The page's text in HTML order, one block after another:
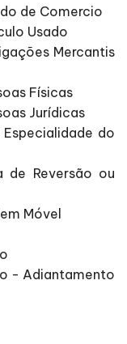
de Comercio
Usado
Mercantis
Físicas
Jurídicas
do
de Reversão ou
Móvel
- Adiantamento